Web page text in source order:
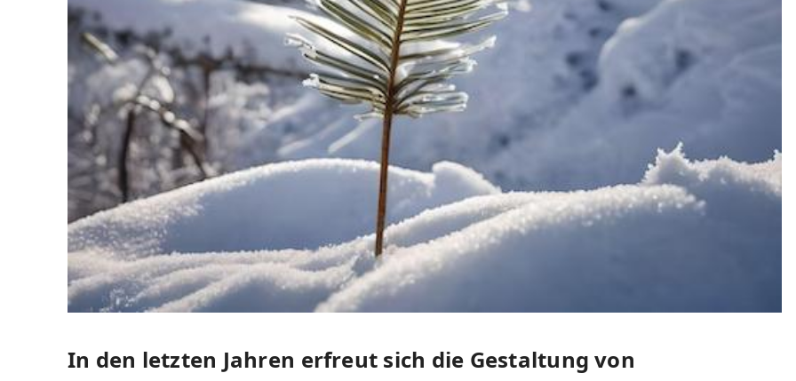
In den letzten Jahren ⁣erfreut sich die Gestaltung von